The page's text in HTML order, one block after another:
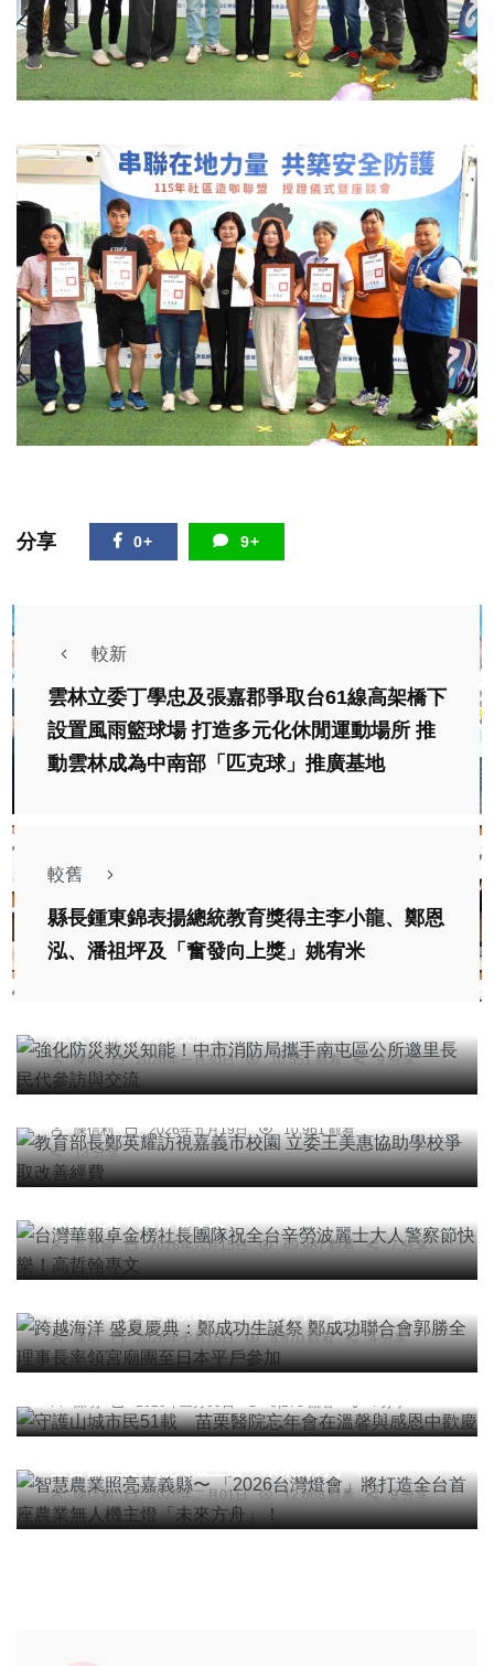
分享 0+ 9+
較新
雲林立委丁學忠及張嘉郡爭取台61線高架橋下
設置風雨籃球場 打造多元化休閒運動場所 推
動雲林成為中南部「匹克球」推廣基地
較舊
縣長鍾東錦表揚總統教育獎得主李小龍、鄭恩
泓、潘祖坪及「奮發向上獎」姚宥米
陳明 2026年一月30日 10,551 觀看 9 分享
綜合新聞
教育部長鄭英耀訪視嘉義市校園 立委王美惠協助學
陳信利 2026年五月19日
10,961 觀看
13 分享
專欄
台灣華報卓金榜社長團隊祝全台辛勞波麗士大人警
高哲翰 2026年六月15日 69,987 觀看 7 分享
社會 宗教 綜合新聞 旅遊
跨越海洋 盛夏慶典：鄭成功生誕祭 鄭成功聯合會
陳明 2026年七月15日 8,870 觀看 4 分享
守護山城市民51載 苗栗醫院忘年會在溫馨與感恩
中歡慶
綜合新聞
智慧農業照亮嘉義縣〜 「2026台灣燈會」將打造
陳信利 2026年二月01日 12,668 觀看 9 分享